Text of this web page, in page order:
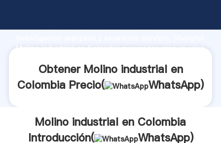
fuerte capacidad de producción, fuerza de
Molino industrial en Colombia proveedor crea el valor
Obtener Molino industrial en
Colombia Precio(
WhatsApp)
Molino industrial en Colombia
Introducción(
WhatsApp)